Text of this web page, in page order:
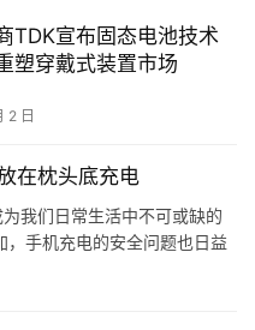
TDK宣布固态电池技术
塑穿戴式装置市场
2 日
在枕头底充电
我们日常生活中不可或缺的
手机充电的安全问题也日益